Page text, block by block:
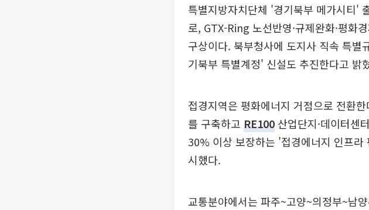
특별지방자치단체 '경기북부 메가시티'
로, GTX-Ring 노선반영·규제완화·평화
구상이다. 북부청사에 도지사 직속 특별
기북부 특별계정' 신설도 추진한다고 밝
접경지역은 평화에너지 거점으로 전환
를 구축하고 RE100 산업단지·데이터센
30% 이상 보장하는 '접경에너지 인프
시했다.
교통분야에서는 파주~고양~의정부~남